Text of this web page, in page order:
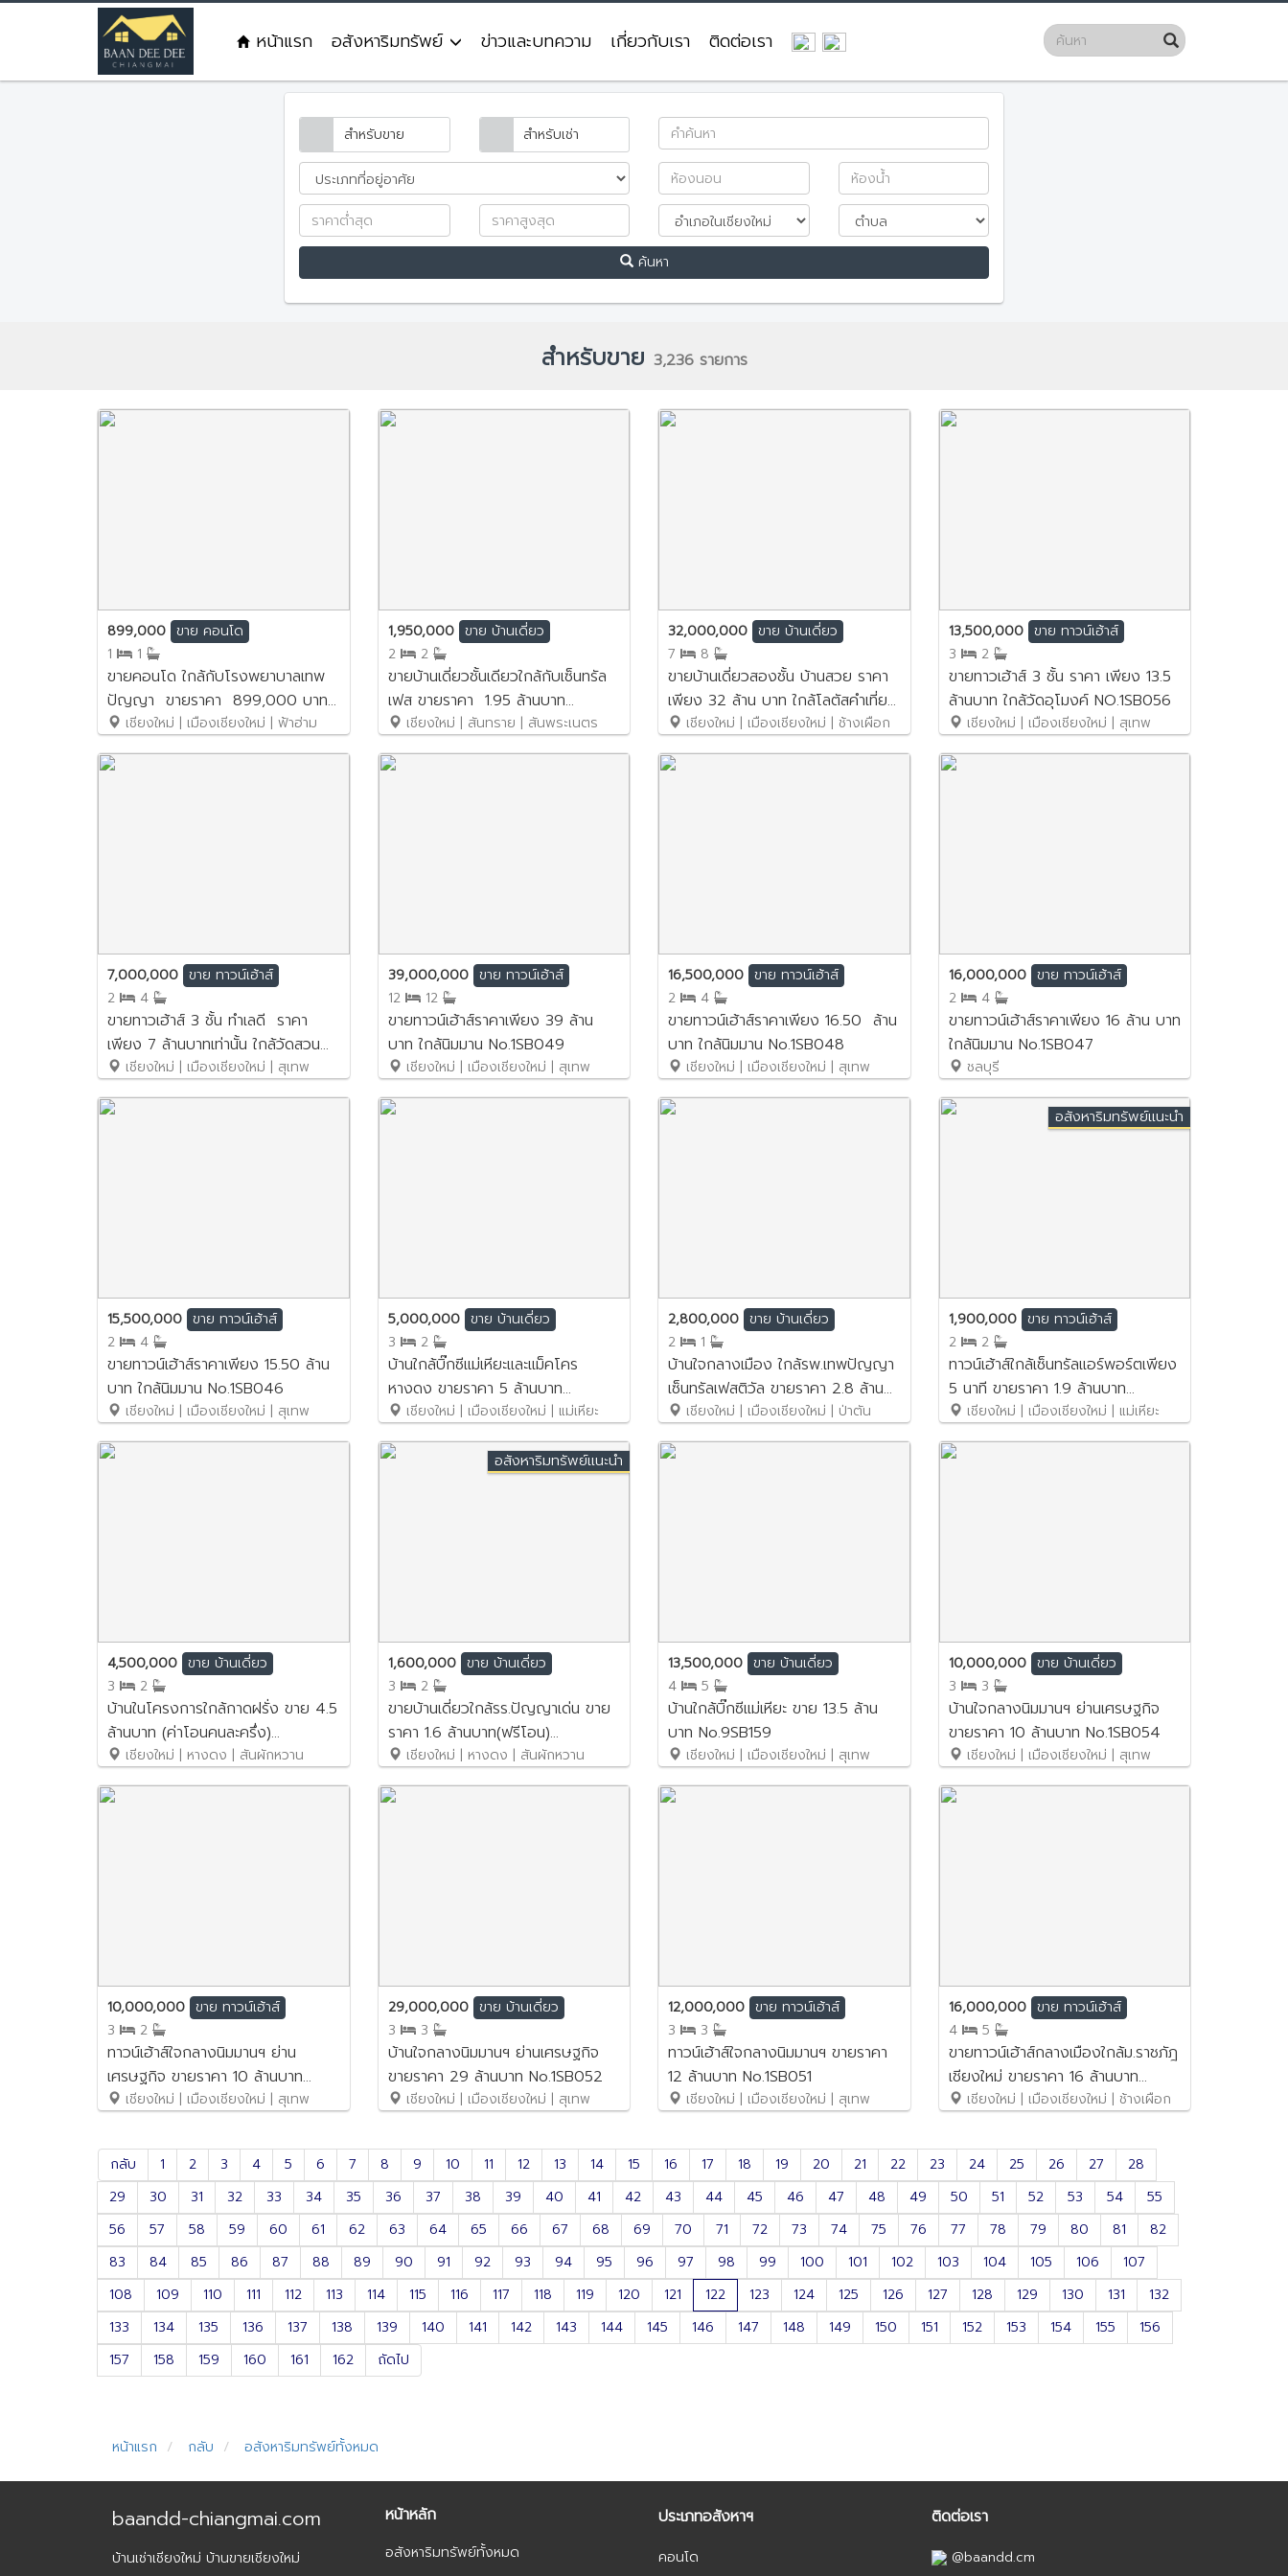
หน้าแรก อสังหาริมทรัพย์ ข่าวและบทความ เกี่ยวกับเรา ติดต่อเรา
สำหรับขาย สำหรับเช่า
ค้นหา
สำหรับขาย 3,236 รายการ
899,000 ขาย คอนโด
1
1
ขายคอนโด ใกล้กับโรงพยาบาลเทพ
ปัญญา ขายราคา 899,000 บาท
No. 6SC026
เชียงใหม่ | เมืองเชียงใหม่ | ฟ้าฮ่าม
1,950,000 ขาย บ้านเดี่ยว
2
2
ขายบ้านเดี่ยวชั้นเดียวใกล้กับเซ็นทรัล
เฟส ขายราคา 1.95 ล้านบาท
No.6SB067
เชียงใหม่ | สันทราย | สันพระเนตร
32,000,000 ขาย บ้านเดี่ยว
7
8
ขายบ้านเดี่ยวสองชั้น บ้านสวย ราคา
เพียง 32 ล้าน บาท ใกล้โลตัสคำเที่ยง
No.1SB057
เชียงใหม่ | เมืองเชียงใหม่ | ช้างเผือก
13,500,000 ขาย ทาวน์เฮ้าส์
3
2
ขายทาวเฮ้าส์ 3 ชั้น ราคา เพียง 13.5
ล้านบาท ใกล้วัดอุโมงค์ NO.1SB056
เชียงใหม่ | เมืองเชียงใหม่ | สุเทพ
7,000,000 ขาย ทาวน์เฮ้าส์
2
4
ขายทาวเฮ้าส์ 3 ชั้น ทำเลดี ราคา
เพียง 7 ล้านบาทเท่านั้น ใกล้วัดสวน
ดอก ใกล้ตัวเมือง NO.1SB055
เชียงใหม่ | เมืองเชียงใหม่ | สุเทพ
39,000,000 ขาย ทาวน์เฮ้าส์
12
12
ขายทาวน์เฮ้าส์ราคาเพียง 39 ล้าน
บาท ใกล้นิมมาน No.1SB049
เชียงใหม่ | เมืองเชียงใหม่ | สุเทพ
16,500,000 ขาย ทาวน์เฮ้าส์
2
4
ขายทาวน์เฮ้าส์ราคาเพียง 16.50 ล้าน
บาท ใกล้นิมมาน No.1SB048
เชียงใหม่ | เมืองเชียงใหม่ | สุเทพ
16,000,000 ขาย ทาวน์เฮ้าส์
2
4
ขายทาวน์เฮ้าส์ราคาเพียง 16 ล้าน บาท
ใกล้นิมมาน No.1SB047
ชลบุรี
15,500,000 ขาย ทาวน์เฮ้าส์
2
4
ขายทาวน์เฮ้าส์ราคาเพียง 15.50 ล้าน
บาท ใกล้นิมมาน No.1SB046
เชียงใหม่ | เมืองเชียงใหม่ | สุเทพ
5,000,000 ขาย บ้านเดี่ยว
3
2
บ้านใกล้บิ๊กซีแม่เหียะและแม็คโคร
หางดง ขายราคา 5 ล้านบาท
No.9SB161
เชียงใหม่ | เมืองเชียงใหม่ | แม่เหียะ
2,800,000 ขาย บ้านเดี่ยว
2
1
บ้านใจกลางเมือง ใกล้รพ.เทพปัญญา
เซ็นทรัลเฟสติวัล ขายราคา 2.8 ล้าน
บาท No.4SB031
เชียงใหม่ | เมืองเชียงใหม่ | ป่าตัน
อสังหาริมทรัพย์แนะนำ
1,900,000 ขาย ทาวน์เฮ้าส์
2
2
ทาวน์เฮ้าส์ใกล้เซ็นทรัลแอร์พอร์ตเพียง
5 นาที ขายราคา 1.9 ล้านบาท
No.3SB015
เชียงใหม่ | เมืองเชียงใหม่ | แม่เหียะ
4,500,000 ขาย บ้านเดี่ยว
3
2
บ้านในโครงการใกล้กาดฝรั่ง ขาย 4.5
ล้านบาท (ค่าโอนคนละครึ่ง)
No.14SB233
เชียงใหม่ | หางดง | สันผักหวาน
อสังหาริมทรัพย์แนะนำ
1,600,000 ขาย บ้านเดี่ยว
3
2
ขายบ้านเดี่ยวใกล้รร.ปัญญาเด่น ขาย
ราคา 1.6 ล้านบาท(ฟรีโอน)
No.14SB232
เชียงใหม่ | หางดง | สันผักหวาน
13,500,000 ขาย บ้านเดี่ยว
4
5
บ้านใกล้บิ๊กซีแม่เหียะ ขาย 13.5 ล้าน
บาท No.9SB159
เชียงใหม่ | เมืองเชียงใหม่ | สุเทพ
10,000,000 ขาย บ้านเดี่ยว
3
3
บ้านใจกลางนิมมานฯ ย่านเศรษฐกิจ
ขายราคา 10 ล้านบาท No.1SB054
เชียงใหม่ | เมืองเชียงใหม่ | สุเทพ
10,000,000 ขาย ทาวน์เฮ้าส์
3
2
ทาวน์เฮ้าส์ใจกลางนิมมานฯ ย่าน
เศรษฐกิจ ขายราคา 10 ล้านบาท
No.1SB053
เชียงใหม่ | เมืองเชียงใหม่ | สุเทพ
29,000,000 ขาย บ้านเดี่ยว
3
3
บ้านใจกลางนิมมานฯ ย่านเศรษฐกิจ
ขายราคา 29 ล้านบาท No.1SB052
เชียงใหม่ | เมืองเชียงใหม่ | สุเทพ
12,000,000 ขาย ทาวน์เฮ้าส์
3
3
ทาวน์เฮ้าส์ใจกลางนิมมานฯ ขายราคา
12 ล้านบาท No.1SB051
เชียงใหม่ | เมืองเชียงใหม่ | สุเทพ
16,000,000 ขาย ทาวน์เฮ้าส์
4
5
ขายทาวน์เฮ้าส์กลางเมืองใกล้ม.ราชภัฎ
เชียงใหม่ ขายราคา 16 ล้านบาท
No.1SB050
เชียงใหม่ | เมืองเชียงใหม่ | ช้างเผือก
กลับ 1 2 3 4 5 6 7 8 9 10 11 12 13 14 15 16 17 18 19 20 21 22 23 24 25 26 27
28
29
30 31 32 33 34 35 36 37 38 39 40 41 42 43 44 45 46 47 48 49 50 51 52 53 54
55
56
57 58 59 60 61 62 63 64 65 66 67 68 69 70 71 72 73 74 75 76 77 78 79 80 81
82
83
84 85 86 87 88 89 90 91 92 93 94 95 96 97 98 99 100 101 102 103 104 105 106
107
108
109 110 111 112 113 114 115 116 117 118 119 120 121 122 123 124 125 126 127 128 129 130 131
132
133
134 135 136 137 138 139 140 141 142 143 144 145 146 147 148 149 150 151 152 153 154 155
156
157
158 159 160 161 162 ถัดไป
หน้าแรก กลับ อสังหาริมทรัพย์ทั้งหมด
baandd-chiangmai.com
บ้านเช่าเชียงใหม่ บ้านขายเชียงใหม่
หน้าหลัก
อสังหาริมทรัพย์ทั้งหมด
ประเภทอสังหาฯ
คอนโด
ติดต่อเรา
@baandd.cm